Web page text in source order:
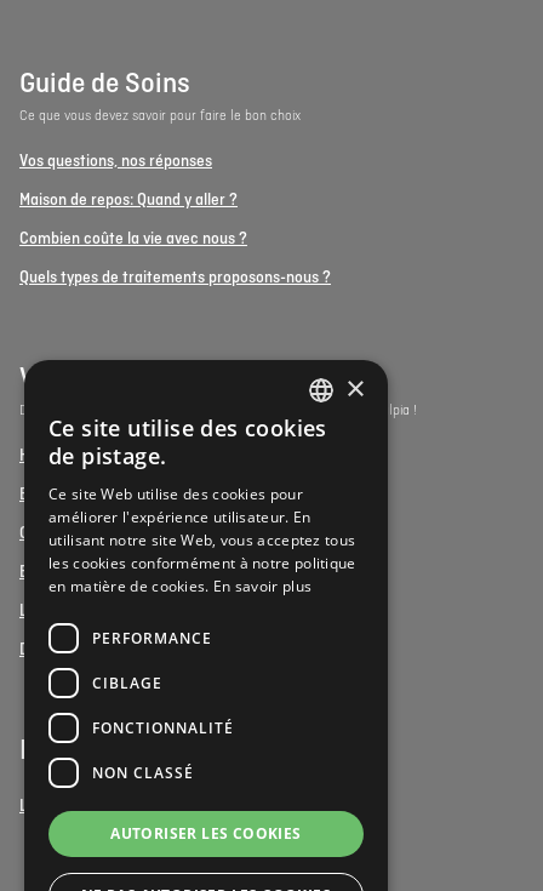
Guide de Soins
Ce que vous devez savoir pour faire le bon choix
Vos questions, nos réponses
Maison de repos: Quand y aller ?
Combien coûte la vie avec nous ?
Quels types de traitements proposons-nous ?
Vulpia Premium Living
Découvrez les résidences-services du segment premium de Vulpia !
Henri Jaspar, Kraainem
Beukenhof aan Zee, Oostduinkerke
Oud Gemeentehuis, Werchter
Elysia Park, Antwerpen
La Vigie, Koxyde
Duinenzee, La Panne
Bénévoles
Le bénévolat chez Vulpia
DUTCH
×
Ce site utilise des cookies
de pistage.
Ce site Web utilise des cookies pour
améliorer l'expérience utilisateur. En
utilisant notre site Web, vous acceptez tous
les cookies conformément à notre politique
en matière de cookies. En savoir plus
PERFORMANCE
CIBLAGE
FONCTIONNALITÉ
NON CLASSÉ
AUTORISER LES COOKIES